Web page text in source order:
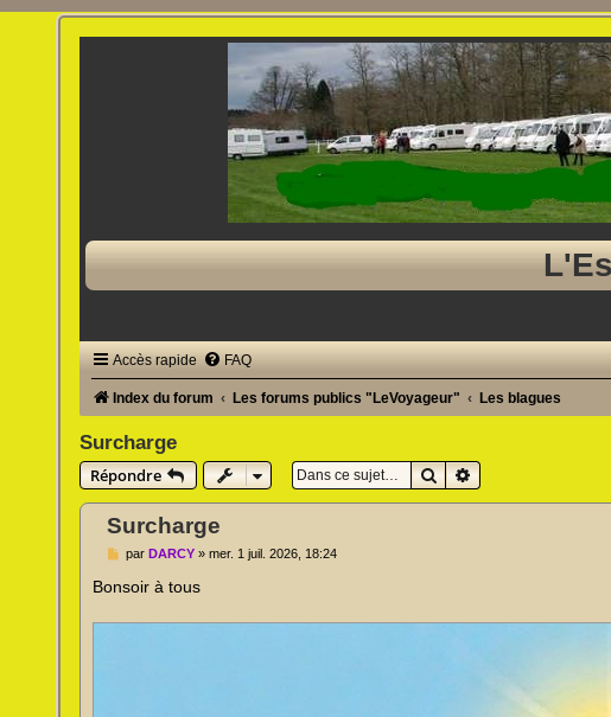
Accès rapide FAQ
Index du forum Les forums publics "LeVoyageur" Les blagues
Surcharge
Répondre
RechercherRecherche avancée
Surcharge
M
s
parDARCY »mer. 1 juil. 2026, 18:24
Bonsoir à tous